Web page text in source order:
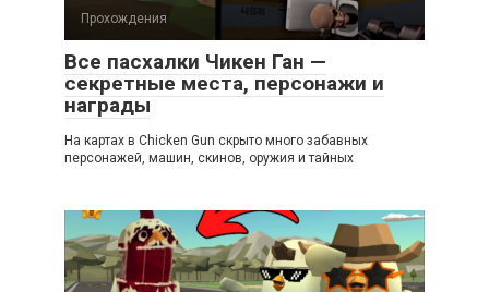
Прохождения
Все пасхалки Чикен Ган —
секретные места, персонажи и
награды
На картах в Chicken Gun скрыто много забавных
персонажей, машин, скинов, оружия и тайных